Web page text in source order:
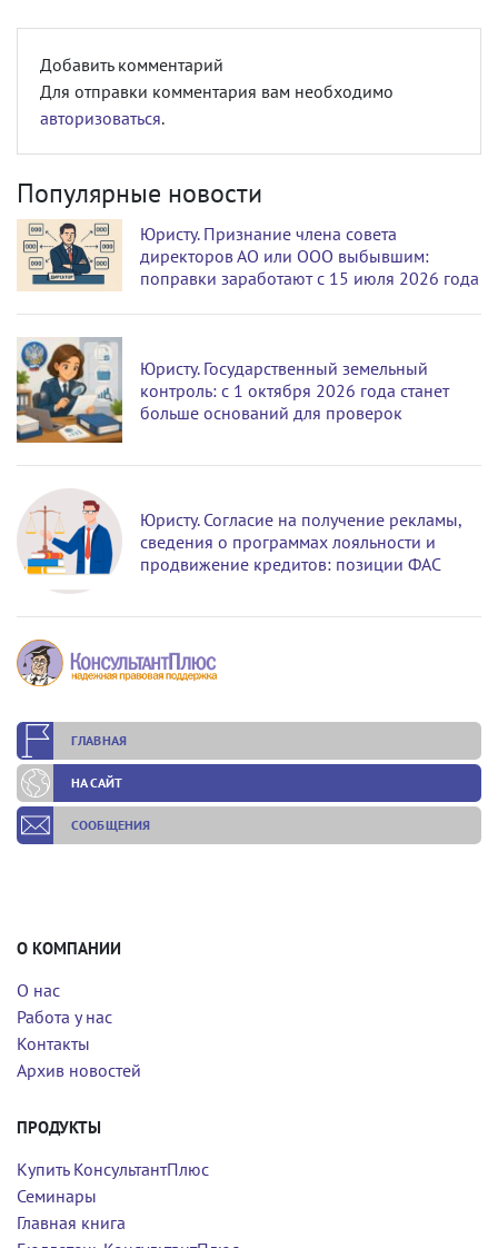
Добавить комментарий
Для отправки комментария вам необходимо
авторизоваться.
Популярные новости
Юристу. Признание члена совета
директоров АО или ООО выбывшим:
поправки заработают с 15 июля 2026 года
Юристу. Государственный земельный
контроль: с 1 октября 2026 года станет
больше оснований для проверок
Юристу. Согласие на получение рекламы,
сведения о программах лояльности и
продвижение кредитов: позиции ФАС
ГЛАВНАЯ
НА САЙТ
СООБЩЕНИЯ
О КОМПАНИИ
О нас
Работа у нас
Контакты
Архив новостей
ПРОДУКТЫ
Купить КонсультантПлюс
Семинары
Главная книга